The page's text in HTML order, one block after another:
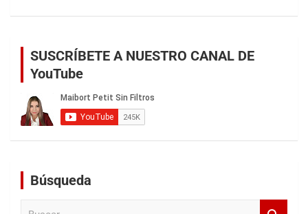
SUSCRÍBETE A NUESTRO CANAL DE
YouTube
Búsqueda